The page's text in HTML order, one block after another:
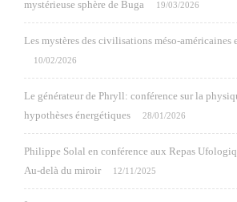
mystérieuse sphère de Buga
19/03/2026
Les mystères des civilisations méso-américaines
10/02/2026
Le générateur de Phryll: conférence sur la
hypothèses énergétiques
28/01/2026
Philippe Solal en conférence aux Repas
Au-delà du miroir
12/11/2025